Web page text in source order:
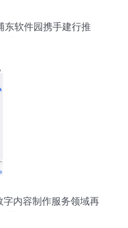
东软件园携手建行推
内容制作服务领域再